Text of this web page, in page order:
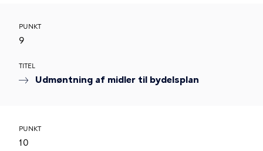
PUNKT
9
TITEL
Udmøntning af midler til bydelsplan
PUNKT
10